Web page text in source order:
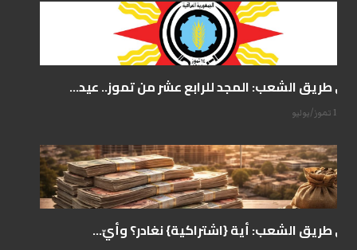
على طريق الشعب: المجد للرابع عشر من تموز.. عيد...
14 تموز/يوليو
على طريق الشعب: أية {اشتراكية} نغادر؟ وأيّ...